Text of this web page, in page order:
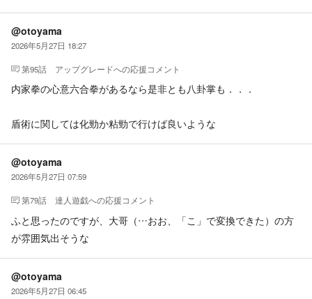
@otoyama
2026年5月27日 18:27
第95話 アップグレードへの応援コメント
内家拳の心意六合拳があるなら是非とも八卦掌も．．．
盾術に関しては化勁か粘勁で行けば良いような
@otoyama
2026年5月27日 07:59
第79話 達人遊戯への応援コメント
ふと思ったのですが、大哥（…おお、「こ」で変換できた）の方
が雰囲気出そうな
@otoyama
2026年5月27日 06:45